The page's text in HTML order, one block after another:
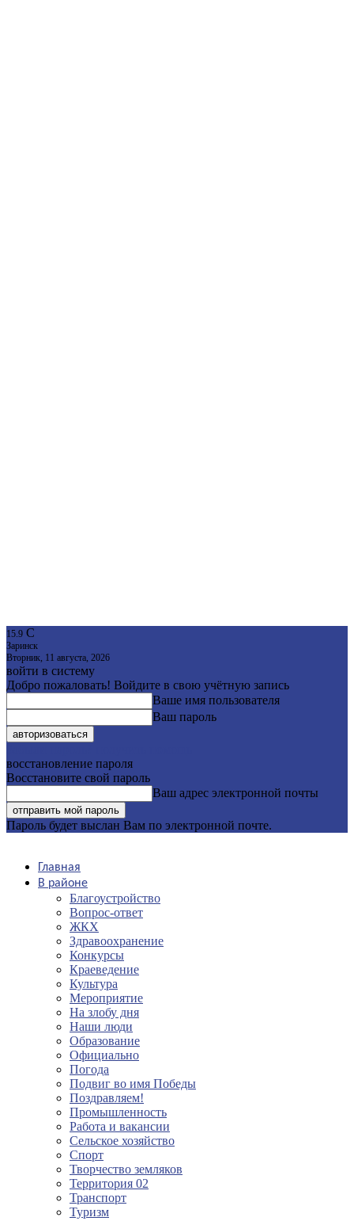
15.9 C
Заринск
Вторник, 11 августа, 2026
войти в систему
Добро пожаловать! Войдите в свою учётную запись
Ваше имя пользователя
Ваш пароль
восстановление пароля
Восстановите свой пароль
Ваш адрес электронной почты
Пароль будет выслан Вам по электронной почте.
Главная
В районе
Благоустройство
Вопрос-ответ
ЖКХ
Здравоохранение
Конкурсы
Краеведение
Культура
Мероприятие
На злобу дня
Наши люди
Образование
Официально
Погода
Подвиг во имя Победы
Поздравляем!
Промышленность
Работа и вакансии
Сельское хозяйство
Спорт
Творчество земляков
Территория 02
Транспорт
Туризм